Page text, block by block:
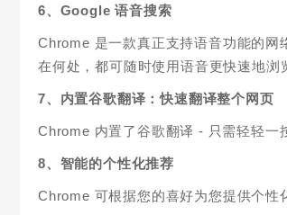
6、Google 语音搜索
Chrome 是一款真正支持语音功能的网
在何处，都可随时使用语音更快速地浏
7、内置谷歌翻译：快速翻译整个网页
Chrome 内置了谷歌翻译 - 只需轻轻一
8、智能的个性化推荐
Chrome 可根据您的喜好为您提供个性